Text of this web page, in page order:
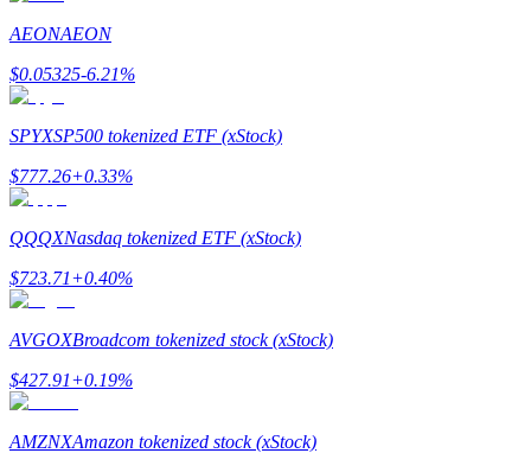
Launchpool
Staking flexible pour gagner des jetons populaires
Blocages BTR
AEONAEON
$0.05325-6.21%
SPYXSP500 tokenized ETF (xStock)
$777.26+0.33%
QQQXNasdaq tokenized ETF (xStock)
$723.71+0.40%
AVGOXBroadcom tokenized stock (xStock)
$427.91+0.19%
AMZNXAmazon tokenized stock (xStock)